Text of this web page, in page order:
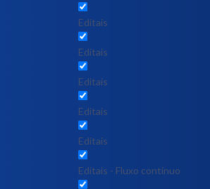
Editais
Editais
Editais
Editais
Editais
Editais - Fluxo contínuo